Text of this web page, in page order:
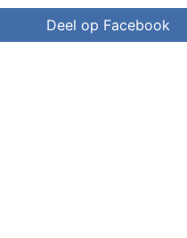
Deel op Facebook